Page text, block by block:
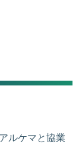
ルケマと協業